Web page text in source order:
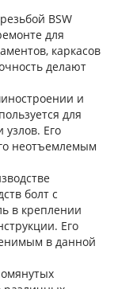
BSW
для
каркасов
делают
и
для
Его
неотъемлемым
болт с
в креплении
Его
в данной